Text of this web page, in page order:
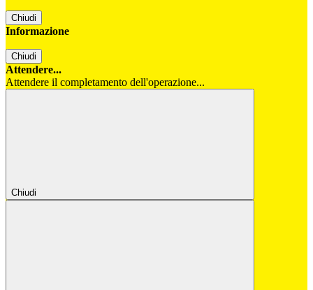
Chiudi
Informazione
Chiudi
Attendere...
Attendere il completamento dell'operazione...
Chiudi